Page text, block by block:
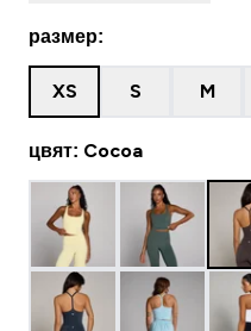
размер:
XS S M
цвят: Cocoa